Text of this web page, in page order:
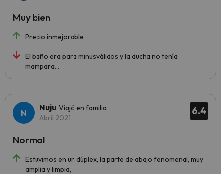
Precio inmejorable
El baño era para minusválidos y la ducha no tenía
mampara...
Muy bien
6.4
Nuju Viajó en familia
Abril 2021
Estuvimos en un dúplex, la parte de abajo fenomenal, muy
amplia y limpia,
Normal